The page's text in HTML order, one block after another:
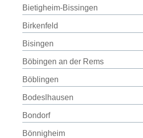
Bietigheim-Bissingen
Birkenfeld
Bisingen
Böbingen an der Rems
Böblingen
Bodeslhausen
Bondorf
Bönnigheim